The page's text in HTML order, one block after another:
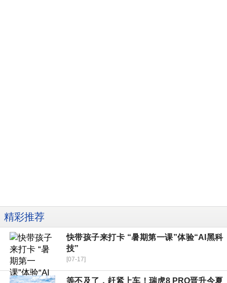
精彩推荐
快带孩子来打卡 “暑期第一课”体验“AI黑科
技”
[07-17]
等不及了，赶紧上车！瑞虎8 PRO晋升今夏